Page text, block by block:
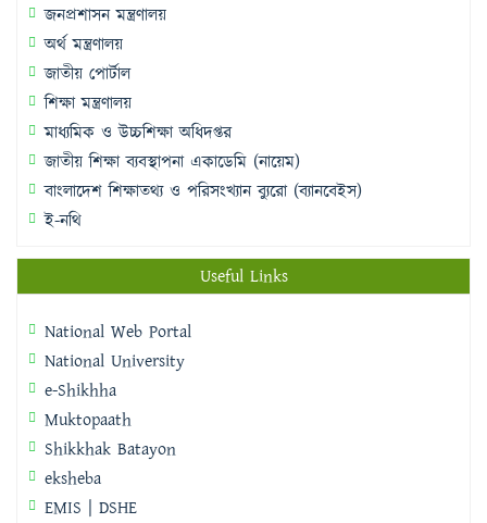
জনপ্রশাসন মন্ত্রণালয়
অর্থ মন্ত্রণালয়
জাতীয় পোর্টাল
শিক্ষা মন্ত্রণালয়
মাধ্যমিক ও উচ্চশিক্ষা অধিদপ্তর
জাতীয় শিক্ষা ব্যবস্থাপনা একাডেমি (নায়েম)
বাংলাদেশ শিক্ষাতথ্য ও পরিসংখ্যান ব্যুরো (ব্যানবেইস)
ই-নথি
Useful Links
National Web Portal
National University
e-Shikhha
Muktopaath
Shikkhak Batayon
eksheba
EMIS | DSHE